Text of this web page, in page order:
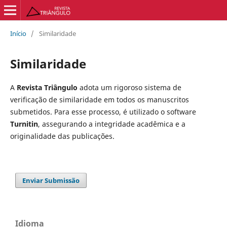
Início / Similaridade
Similaridade
A Revista Triângulo adota um rigoroso sistema de
verificação de similaridade em todos os manuscritos
submetidos. Para esse processo, é utilizado o software
Turnitin, assegurando a integridade acadêmica e a
originalidade das publicações.
Enviar Submissão
Idioma